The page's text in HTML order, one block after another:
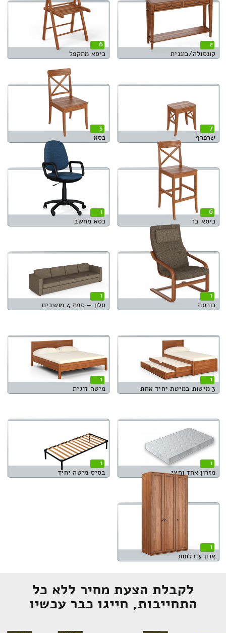
2
קונסולה/כוננית
6
כיסא מתקפל
7
שרפרף
3
כסא
6
כיסא בר
1
כסא מחשב
1
כורסת
1
סלון – ספת 4 מושבים
1
3 מיטות במיטת יחיד אחת
1
מיטה זוגית
1
מזרון אחד וחצי
1
בסיס מיטה יחיד
1
ארון 3 דלתות
לקבלת הצעת מחיר ללא כל
התחייבות, חייגו כבר עכשיו